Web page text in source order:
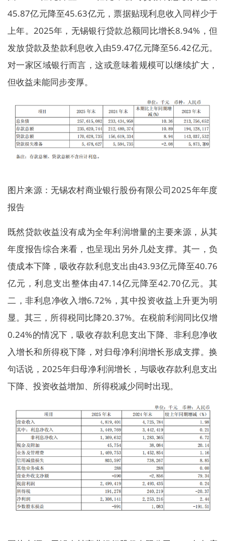
45.87亿元降至45.63亿元，票据贴现利息收入同样少于
上年。2025年，无锡银行贷款总额同比增长8.94%，但
发放贷款及垫款利息收入由59.47亿元降至56.42亿元。
对一家区域银行而言，这或意味着规模可以继续扩大，
但收益未能同步变厚。
图片来源：无锡农村商业银行股份有限公司2025年年度
报告
既然贷款收益没有成为全年利润增量的主要来源，从其
年度报告综合来看，也呈现出另外几处支撑。其一，负
债成本下降，吸收存款利息支出由43.93亿元降至40.76
亿元，利息支出整体由47.14亿元降至42.70亿元。其
二，非利息净收入增6.72%，其中投资收益上升更为明
显。其三，所得税同比降20.37%。在税前利润同比仅增
0.24%的情况下，吸收存款利息支出下降、非利息净收
入增长和所得税下降，对归母净利润增长形成支撑。换
句话说，2025年归母净利润增长，与吸收存款利息支出
下降、投资收益增加、所得税减少同时出现。